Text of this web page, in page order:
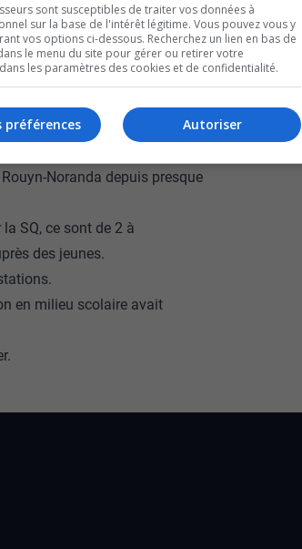
d’assurer la
Noranda depuis presque
SQ, ce sont de 2 à
des jeunes.
en milieu scolaire avait
sont susceptibles de traiter vos données à
sur la base de l'intérêt légitime. Vous pouvez vous y
vos options ci-dessous. Recherchez un lien en bas de
le menu du site pour gérer ou retirer votre
les paramètres des cookies et de confidentialité.
Autoriser
préférences